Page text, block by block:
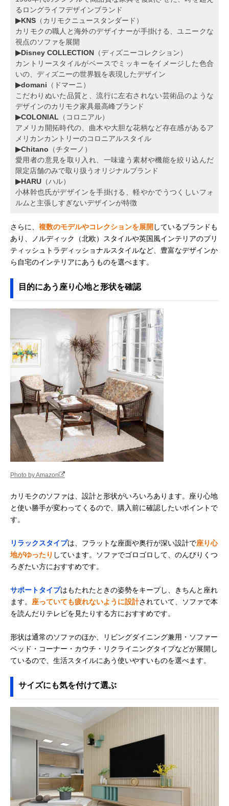
るロングライフデザインブランド
▶KNS （カリモクニュースタンダード）
カリモクの職人と海外のデザイナーが手掛ける、ユニークな
視点のソファを展開
▶Disney COLLECTION （ディズニーコレクション）
カントリースタイルがベースでミッキーをイメージした色合
いの、ディズニーの世界観を表現したデザイン
▶domani （ドマーニ）
こだわりぬいた品質と、流行に左右されない芸術品のような
デザインのカリモク家具最高峰ブランド
▶COLONIAL （コロニアル）
アメリカ開拓時代の、曲木や大胆な花柄など存在感があるア
メリカンカントリーのコロニアルスタイル
▶Chitano （チターノ）
愛用者の意見を取り入れ、一味違う素材や機能を絞り込んだ
限定店舗のみで取り扱うオリジナルブランド
▶HARU （ハル）
小林幹也氏がデザインを手掛ける、軽やかでうつくしいフォ
ルムと主張しすぎないデザインが特徴
さらに、 複数のモデルやコレクションを展開 しているブランドも
あり、ノルディック（北欧）スタイルや英国風インテリアのブリ
ティッシュトラディッショナルスタイルなど、豊富なデザインか
ら自宅のインテリアにあうものを選べます。
目的にあう座り心地と形状を確認
Photo by Amazon
カリモクのソファは、設計と形状がいろいろあります。座り心地
と使い勝手が変わってくるので、購入前に確認したいポイントで
す。
リラックスタイプは、フラットな座面や奥行が深い設計で座り心
地がゆったり しています。ソファでゴロゴロして、のんびりくつ
ろぎたい方におすすめです。
サポートタイプはもたれたときの姿勢をキープし、きちんと座れ
ます。 座っていても疲れないように設計されていて、ソファで本
を読んだりテレビを見たりする方におすすめです。
形状は通常のソファのほか、リビングダイニング兼用・ソファー
ベッド・コーナー・カウチ・リクライニングタイプなどが展開し
ているので、生活スタイルにあう使いやすいものを選べます。
サイズにも気を付けて選ぶ